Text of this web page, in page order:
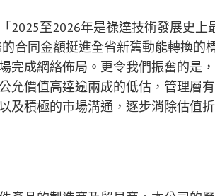
2025至2026年是祿達技術發展史上
合同金額挺進全省新舊動能轉換的
完成網絡佈局。更令我們振奮的是
允價值高達逾兩成的低估，管理層
及積極的市場溝通，逐步消除估值